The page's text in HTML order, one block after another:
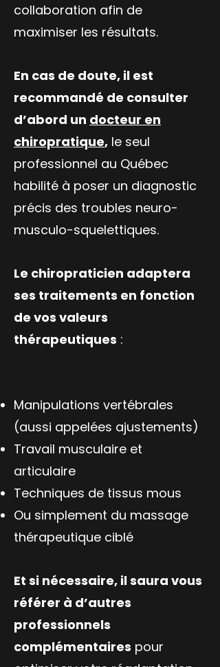
collaboration afin de
maximiser les résultats.
En cas de doute, il est
recommandé de consulter
d’abord un docteur en
chiropratique, le seul
professionnel au Québec
habilité à poser un diagnostic
précis des troubles neuro-
musculo-squelettiques.
Le chiropraticien adaptera
ses traitements en fonction
de vos valeurs
thérapeutiques :
Manipulations vertébrales
(aussi appelées ajustements)
Travail musculaire et
articulaire
Techniques de tissus mous
Ou simplement du massage
thérapeutique ciblé
Et si nécessaire, il saura vous
référer à d’autres
professionnels
complémentaires pour